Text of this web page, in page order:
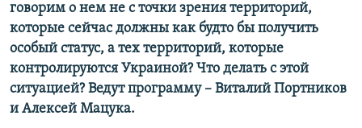
говорим о нем не с точки зрения территорий,
которые сейчас должны как будто бы получить
особый статус, а тех территорий, которые
контролируются Украиной? Что делать с этой
ситуацией? Ведут программу – Виталий Портников
и Алексей Мацука.